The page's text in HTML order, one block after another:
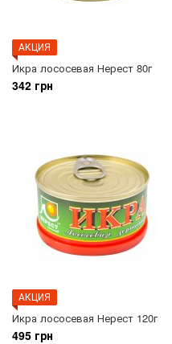
АКЦИЯ
Икра лососевая Нерест 80г
342 грн
АКЦИЯ
Икра лососевая Нерест 120г
495 грн